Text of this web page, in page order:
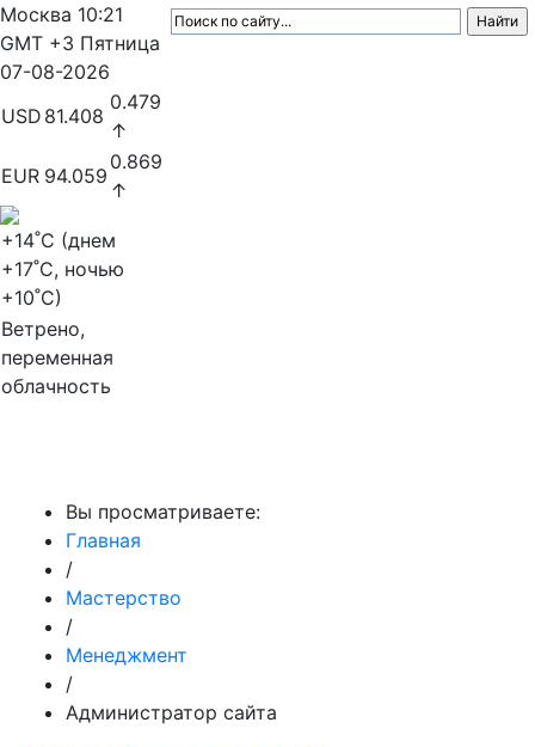
Москва 10:21
GMT +3 Пятница
07-08-2026
USD 81.408
0.479
↑
EUR 94.059
0.869
↑
+14˚C (днем
+17˚C, ночью
+10˚C)
Ветрено,
переменная
облачность
Вы просматриваете:
Главная
/
Мастерство
/
Менеджмент
/
Администратор сайта